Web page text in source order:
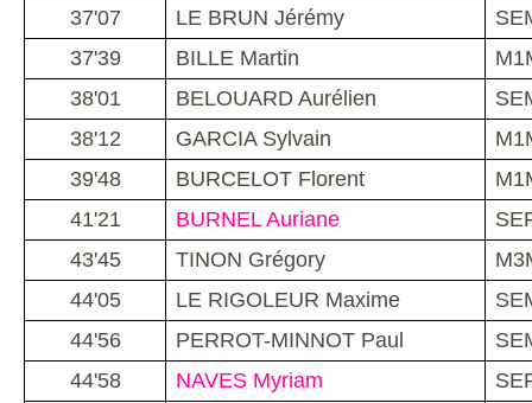
37'07
LE BRUN Jérémy
37'39
BILLE Martin
38'01
BELOUARD Aurélien
38'12
GARCIA Sylvain
39'48
BURCELOT Florent
41'21
BURNEL Auriane
43'45
TINON Grégory
44'05
LE RIGOLEUR Maxime
44'56
PERROT-MINNOT Paul
44'58
NAVES Myriam